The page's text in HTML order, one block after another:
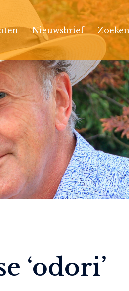
Nieuwsbrief Zoeken
‘odori’